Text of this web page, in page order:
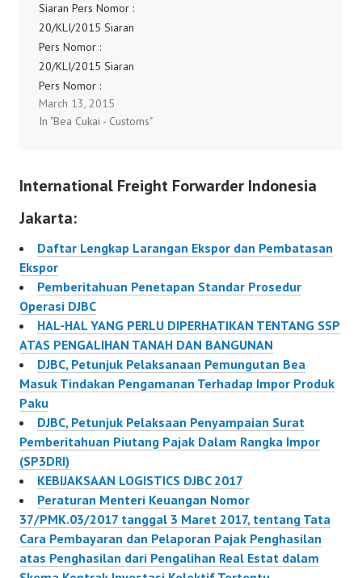
Diangkut Lanjut Dan
Pengeluaran Barang
Impor Dari Kawasan
Pabean Untuk Diangkut
Ke Tempat Penimbunan
Sementara Di Kawasan
Pabean Lainnya
Siaran Pers Nomor :
20/KLI/2015 Siaran
Pers Nomor :
20/KLI/2015 Siaran
Pers Nomor :
20/KLI/2015 tentang
Seleksi Pengisian
Dalam Era Reformasi
Customs Fast News
Februari 2015 Pada
bulan Februari 2015,
Direktorat Fasilitas
Kepabeanan
mengeluarkan Customs
Fast News yang berisi
berita-berita terkait…
March 13, 2015
In "Bea Cukai - Customs"
International Freight Forwarder Indonesia
Jakarta:
Daftar Lengkap Larangan Ekspor dan Pembatasan
Ekspor
Pemberitahuan Penetapan Standar Prosedur
Operasi DJBC
HAL-HAL YANG PERLU DIPERHATIKAN TENTANG SSP
ATAS PENGALIHAN TANAH DAN BANGUNAN
DJBC, Petunjuk Pelaksanaan Pemungutan Bea
Masuk Tindakan Pengamanan Terhadap Impor Produk
Paku
DJBC, Petunjuk Pelaksaan Penyampaian Surat
Pemberitahuan Piutang Pajak Dalam Rangka Impor
(SP3DRI)
KEBIJAKSAAN LOGISTICS DJBC 2017
Peraturan Menteri Keuangan Nomor
37/PMK.03/2017 tanggal 3 Maret 2017, tentang Tata
Cara Pembayaran dan Pelaporan Pajak Penghasilan
atas Penghasilan dari Pengalihan Real Estat dalam